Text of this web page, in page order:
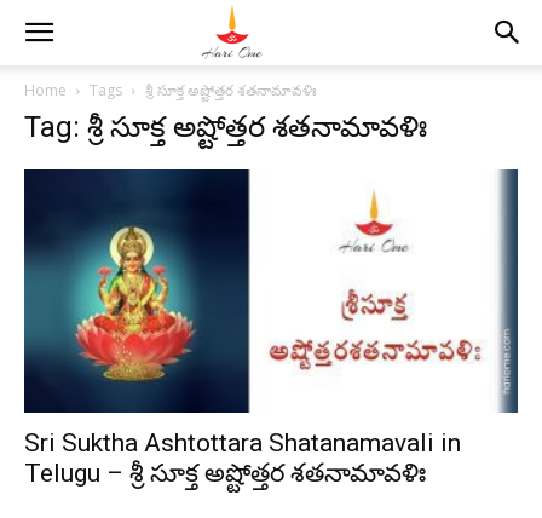
Home Tags శ్రీ సూక్త అష్టోత్తర శతనామావళిః
Tag: శ్రీ సూక్త అష్టోత్తర శతనామావళిః
Sri Suktha Ashtottara Shatanamavali in
Telugu – శ్రీ సూక్త అష్టోత్తర శతనామావళిః